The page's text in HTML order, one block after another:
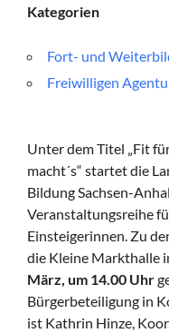
Kategorien
Fort- und
Freiwilligen
Unter dem Titel „Fit
macht´s“ startet die
Bildung Sachsen-
Veranstaltungsreihe
Einsteigerinnen. Zu
die Kleine Markthalle
März, um 14.00 Uhr
Bürgerbeteiligung in
ist Kathrin Hinze,